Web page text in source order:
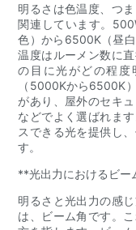
明るさは色温度、つ
関連しています。
色）から6500K（昼
温度はルーメン数に
の目に光がどの程度
（5000Kから6500K
があり、屋外のセキ
などでよく選ばれま
スできる光を提供し
す。
**光出力におけるビー
明るさと光出力の感
は、ビーム角です。